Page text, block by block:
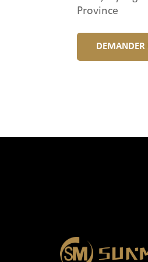
Province
DEMANDER